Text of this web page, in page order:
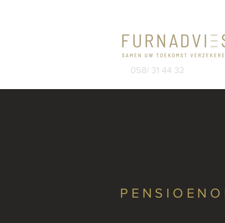
058/ 31 44 32